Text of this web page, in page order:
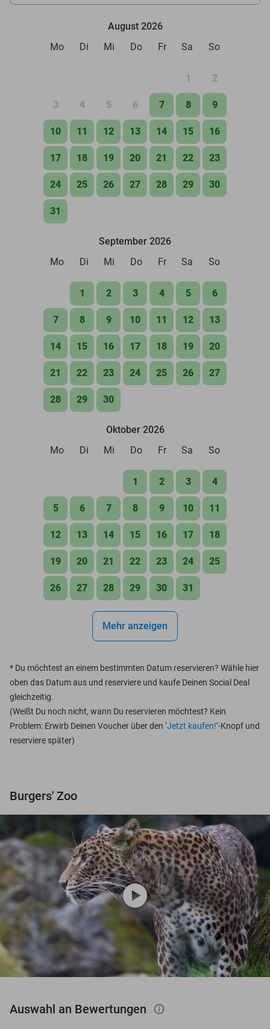
August 2026
Mo
Di Mi Do Fr Sa So
1 2
3 4 5 6 7 8 9
10 11 12 13 14 15 16
17 18 19 20 21 22 23
24 25 26 27 28 29 30
31
September 2026
Mo
Di Mi Do Fr Sa So
1 2 3 4 5 6
7 8 9 10 11 12 13
14 15 16 17 18 19 20
21 22 23 24 25 26 27
28 29 30
Oktober 2026
Mo
Di Mi Do Fr Sa So
1 2 3 4
5 6 7 8 9 10 11
12 13 14 15 16 17 18
19 20 21 22 23 24 25
26 27 28 29 30 31
Mehr anzeigen
* Du möchtest an einem bestimmten Datum reservieren? Wähle hier
oben das Datum aus und reserviere und kaufe Deinen Social Deal
gleichzeitig.
(Weißt Du noch nicht, wann Du reservieren möchtest? Kein
Problem: Erwirb Deinen Voucher über den ‘Jetzt kaufen!’-Knopf und
reserviere später)
Burgers' Zoo
play_circle
Auswahl an Bewertungen info_outlined